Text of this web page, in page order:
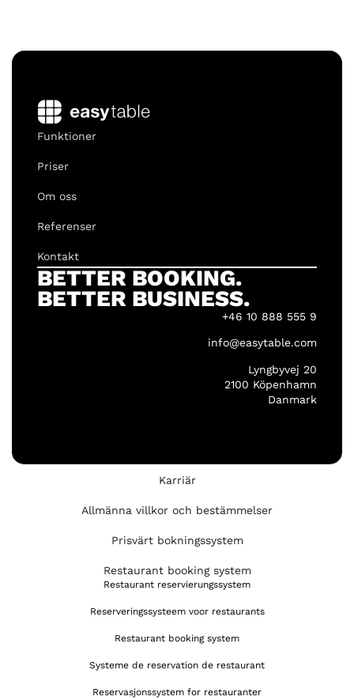
Funktioner
Priser
Om oss
Referenser
Kontakt
BETTER BOOKING.
BETTER BUSINESS.
+46 10 888 555 9
info@easytable.com
Lyngbyvej 20
2100 Köpenhamn
Danmark
Karriär
Allmänna villkor och bestämmelser
Prisvärt bokningssystem
Restaurant booking system
Restaurant reservierungssystem
Reserveringssysteem voor restaurants
Restaurant booking system
Systeme de reservation de restaurant
Reservasjonssystem for restauranter